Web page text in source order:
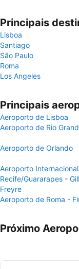
Principais
Lisboa
Santiago
São Paulo
Roma
Los Angeles
Principais
Aeroporto de Lisboa
Aeroporto de Rio
Aeroporto de Orlando
Aeroporto
Recife/Guararapes -
Freyre
Aeroporto de Roma -
Próximo